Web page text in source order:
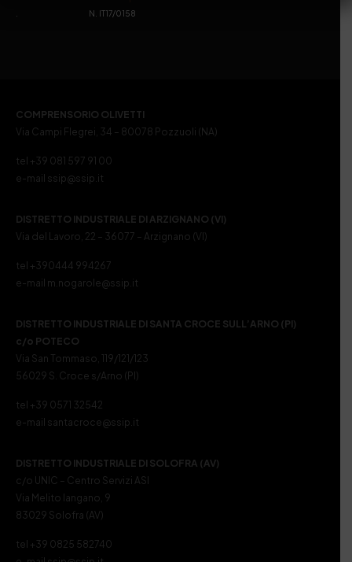
. N. IT17/0158
COMPRENSORIO OLIVETTI
Via Campi Flegrei, 34 – 80078 Pozzuoli (NA)
tel +39 081 597 91 00
e-mail ssip@ssip.it
DISTRETTO INDUSTRIALE DI ARZIGNANO (VI)
Via del Lavoro, 22 – 36077 – Arzignano (VI)
tel +390444 994267
e-mail m.nogarole@ssip.it
DISTRETTO INDUSTRIALE DI SANTA CROCE SULL’ARNO (PI)
c/o POTECO
Via San Tommaso, 119/121/123
56029 S. Croce s/Arno (PI)
tel +39 0571 32542
e-mail santacroce@ssip.it
DISTRETTO INDUSTRIALE DI SOLOFRA (AV)
c/o UNIC – Centro Servizi ASI
Via Melito Iangano, 9
83029 Solofra (AV)
tel +39 0825 582740